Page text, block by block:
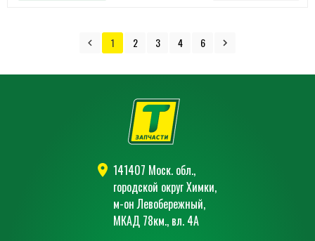
1 2 3 4 6
141407 Моск. обл.,
городской округ Химки,
м-он Левобережный,
МКАД 78км., вл. 4А